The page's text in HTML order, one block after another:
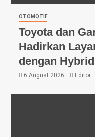
OTOMOTIF
Toyota dan
Hadirkan
dengan
6 August 2026 Editor